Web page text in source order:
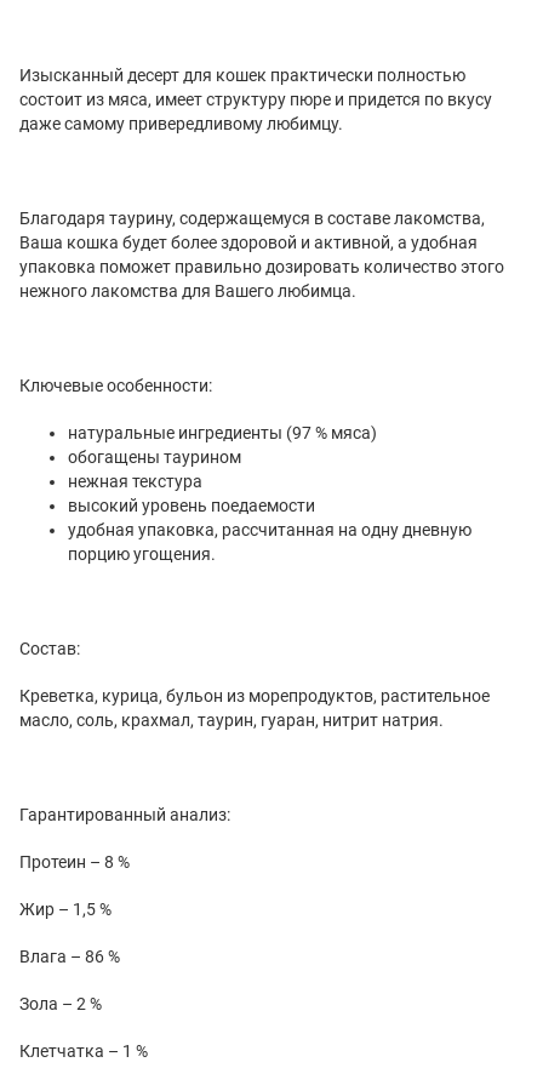
Изысканный десерт для кошек практически полностью
состоит из мяса, имеет структуру пюре и придется по вкусу
даже самому привередливому любимцу.
Благодаря таурину, содержащемуся в составе лакомства,
Ваша кошка будет более здоровой и активной, а удобная
упаковка поможет правильно дозировать количество этого
нежного лакомства для Вашего любимца.
Ключевые особенности:
натуральные ингредиенты (97 % мяса)
обогащены таурином
нежная текстура
высокий уровень поедаемости
удобная упаковка, рассчитанная на одну дневную
порцию угощения.
Состав:
Креветка, курица, бульон из морепродуктов, растительное
масло, соль, крахмал, таурин, гуаран, нитрит натрия.
Гарантированный анализ:
Протеин – 8 %
Жир – 1,5 %
Влага – 86 %
Зола – 2 %
Клетчатка – 1 %